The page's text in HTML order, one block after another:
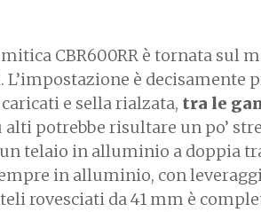
CBR600RR è tornata sul
è decisamente
e sella rialzata, tra le
potrebbe risultare un po’
telaio in alluminio a doppia
in alluminio, con
rovesciati da 41 mm è